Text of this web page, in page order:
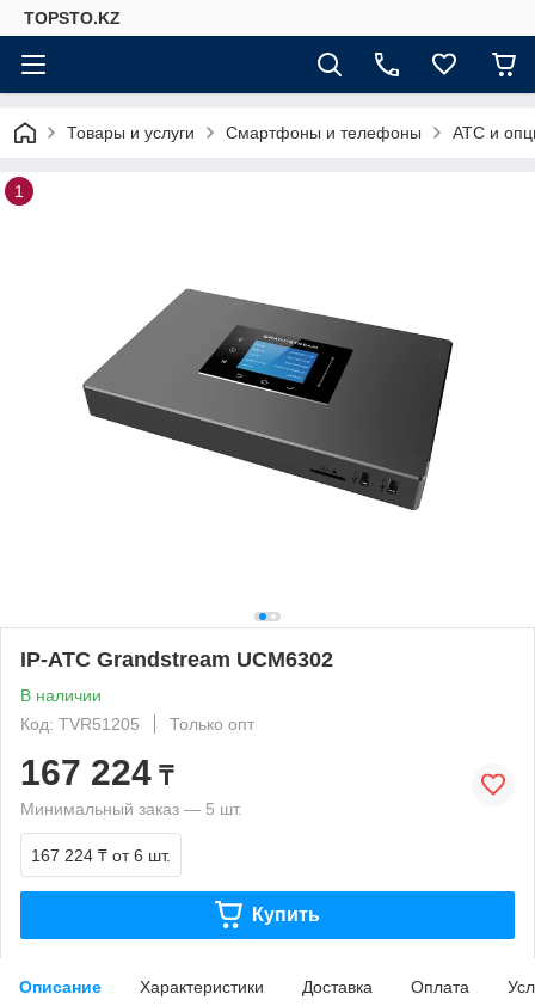
TOPSTO.KZ
Товары и услуги Смартфоны и телефоны АТС и
1
IP-АТС Grandstream UCM6302
В наличии
Код: TVR51205
Только опт
167 224 ₸
Минимальный заказ — 5 шт.
167 224 ₸ от 6 шт.
Купить
Описание Характеристики Доставка Оплата